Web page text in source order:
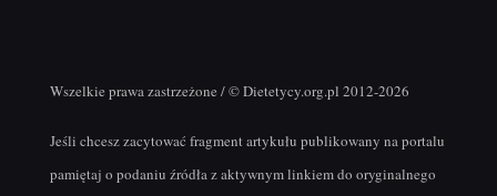
Wszelkie prawa zastrzeżone / © Dietetycy.org.pl 2012-2026
Jeśli chcesz zacytować fragment artykułu publikowany na portalu
pamiętaj o podaniu źródła z aktywnym linkiem do oryginalnego